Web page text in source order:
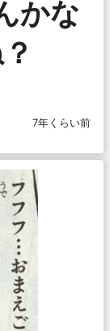
かな
7年くらい前